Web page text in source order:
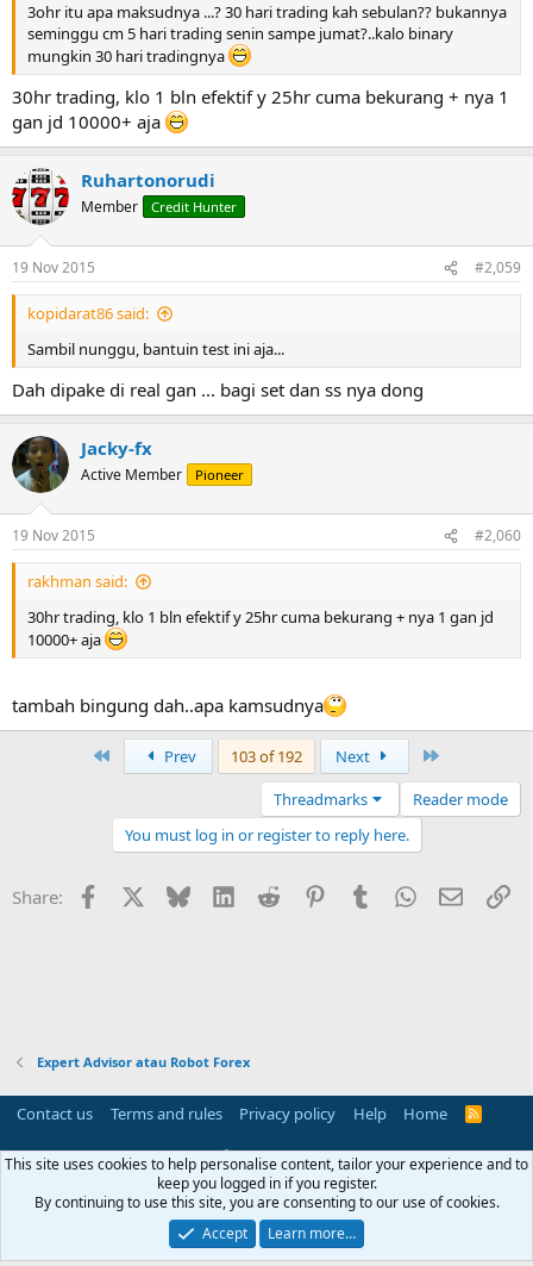
3ohr itu apa maksudnya ...? 30 hari trading kah sebulan?? bukannya
seminggu cm 5 hari trading senin sampe jumat?..kalo binary
mungkin 30 hari tradingnya
30hr trading, klo 1 bln efektif y 25hr cuma bekurang + nya 1
gan jd 10000+ aja
Ruhartonorudi
Member Credit Hunter
19 Nov 2015 #2,059
kopidarat86 said:
Sambil nunggu, bantuin test ini aja...
Dah dipake di real gan ... bagi set dan ss nya dong
Jacky-fx
Active Member Pioneer
19 Nov 2015 #2,060
rakhman said:
30hr trading, klo 1 bln efektif y 25hr cuma bekurang + nya 1 gan jd
10000+ aja
tambah bingung dah..apa kamsudnya
Prev 103 of 192 Next
Threadmarks
Reader mode
You must log in or register to reply here.
Share: Facebook Bluesky LinkedInReddit PinterestTumblrWhatsApp
Email
Expert Advisor atau Robot Forex
Contact us Terms and rules Privacy policy Help Home
R
Community platform by XenForo® © 2010-2025 XenForo Ltd.
Parts of this site powered by add-ons from DragonByte™ ©2011-2026
DragonByte Technologies(Details)
Perspective API by AddonsLab
Queries 46 Time 0.0798s
This site uses cookies to help personalise content, tailor your experience and to
keep you logged in if you register.
By continuing to use this site, you are consenting to our use of cookies.
Accept
Learn more…